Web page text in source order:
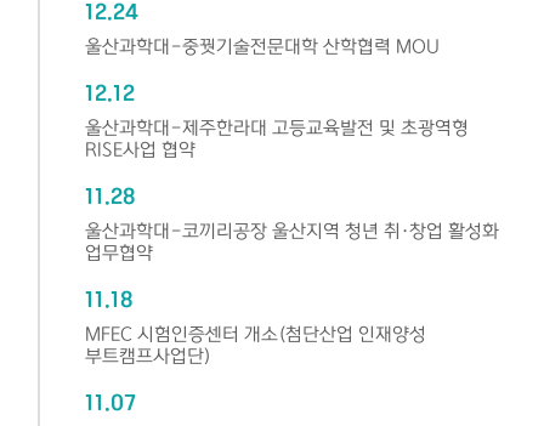
12.24
울산과학대-중꿧기술전문대학 산학협력 MOU
12.12
울산과학대-제주한라대 고등교육발전 및 초광역형
RISE사업 협약
11.28
울산과학대-코끼리공장 울산지역 청년 취·창업 활성화
업무협약
11.18
MFEC 시험인증센터 개소(첨단산업 인재양성
부트캠프사업단)
11.07